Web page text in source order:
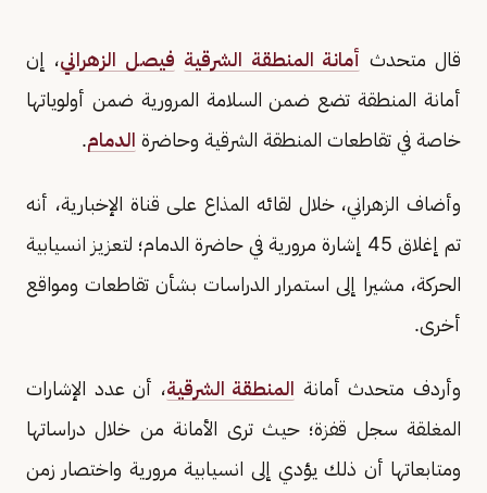
قال متحدث أمانة المنطقة الشرقية فيصل الزهراني، إن
أمانة المنطقة تضع ضمن السلامة المرورية ضمن أولوياتها
خاصة في تقاطعات المنطقة الشرقية وحاضرة الدمام.
وأضاف الزهراني، خلال لقائه المذاع على قناة الإخبارية، أنه
تم إغلاق 45 إشارة مرورية في حاضرة الدمام؛ لتعزيز انسيابية
الحركة، مشيرا إلى استمرار الدراسات بشأن تقاطعات ومواقع
أخرى.
وأردف متحدث أمانة المنطقة الشرقية، أن عدد الإشارات
المغلقة سجل قفزة؛ حيث ترى الأمانة من خلال دراساتها
ومتابعاتها أن ذلك يؤدي إلى انسيابية مرورية واختصار زمن